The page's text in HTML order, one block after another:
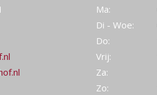
Ma:
Di - Woe:
Do:
Vrij:
Za:
Zo: